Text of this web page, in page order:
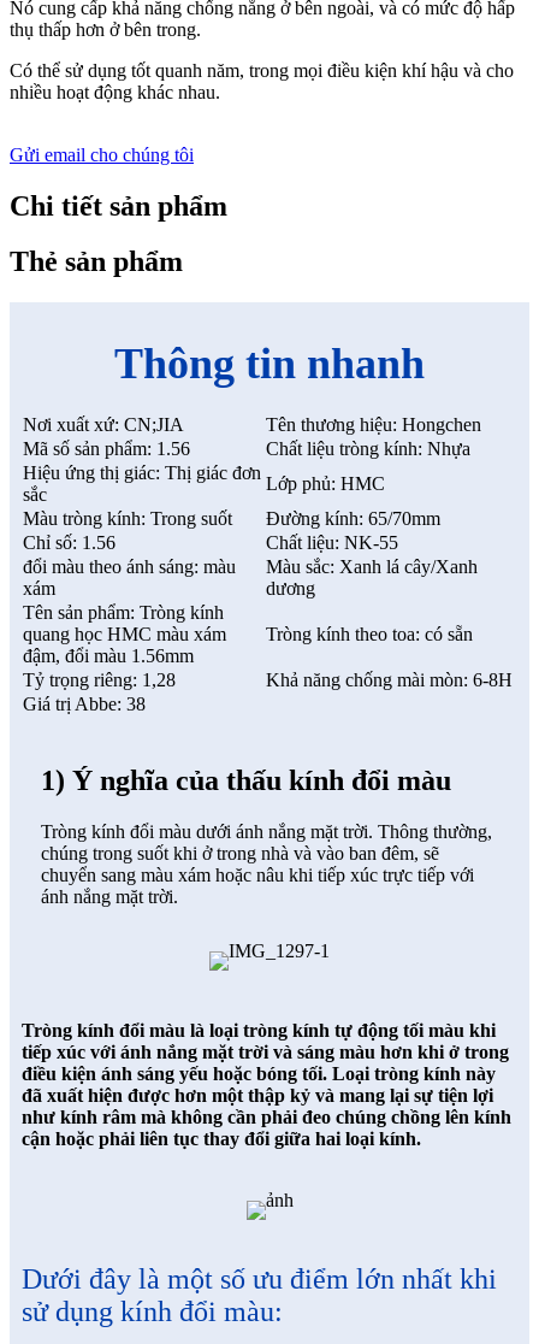
Nó cung cấp khả năng chống nắng ở bên ngoài, và có mức độ hấp
thụ thấp hơn ở bên trong.
Có thể sử dụng tốt quanh năm, trong mọi điều kiện khí hậu và cho
nhiều hoạt động khác nhau.
Gửi email cho chúng tôi
Chi tiết sản phẩm
Thẻ sản phẩm
Thông tin nhanh
Nơi xuất xứ: CN;JIA
Tên thương hiệu: Hongchen
Mã số sản phẩm: 1.56
Chất liệu tròng kính: Nhựa
Hiệu ứng thị giác: Thị giác đơn
sắc
Lớp phủ: HMC
Màu tròng kính: Trong suốt
Đường kính: 65/70mm
Chỉ số: 1.56
Chất liệu: NK-55
đổi màu theo ánh sáng: màu
xám
Màu sắc: Xanh lá cây/Xanh
dương
Tên sản phẩm: Tròng kính
quang học HMC màu xám
đậm, đổi màu 1.56mm
Tròng kính theo toa: có sẵn
Tỷ trọng riêng: 1,28
Khả năng chống mài mòn: 6-8H
Giá trị Abbe: 38
1) Ý nghĩa của thấu kính đổi màu
Tròng kính đổi màu dưới ánh nắng mặt trời. Thông thường,
chúng trong suốt khi ở trong nhà và vào ban đêm, sẽ
chuyển sang màu xám hoặc nâu khi tiếp xúc trực tiếp với
ánh nắng mặt trời.
Tròng kính đổi màu là loại tròng kính tự động tối màu khi
tiếp xúc với ánh nắng mặt trời và sáng màu hơn khi ở trong
điều kiện ánh sáng yếu hoặc bóng tối. Loại tròng kính này
đã xuất hiện được hơn một thập kỷ và mang lại sự tiện lợi
như kính râm mà không cần phải đeo chúng chồng lên kính
cận hoặc phải liên tục thay đổi giữa hai loại kính.
Dưới đây là một số ưu điểm lớn nhất khi
sử dụng kính đổi màu: